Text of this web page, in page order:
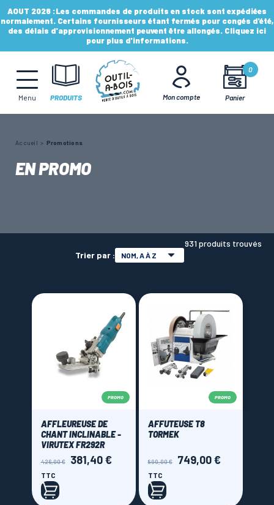
AOUT 2026 :Les commandes de produits en stock sont expédiées
normalement. Certains fournisseurs étant fermés pour congés d'été,
des délais d'approvisionnement peuvent être allongés. Cliquez ici
pour plus d'informations.
Menu PRODUITS Mon compte Panier
0
MÈCHES, FRAISES & FORETS
LAMES & DISQUES
Accueil Promotions
EN PROMO
931 produits trouvés
Trier par :
NOM, A À Z
PROMO
AFFLEUREUSE DE
CHANT INCLINABLE -
VIRUTEX FR292R
Prix
de
base
426,00 € Prix
381,40 €
TTC
PROMO
AFFUTEUSE T8
TORMEK
Prix
de
base
899,00 € Prix
749,00 €
TTC